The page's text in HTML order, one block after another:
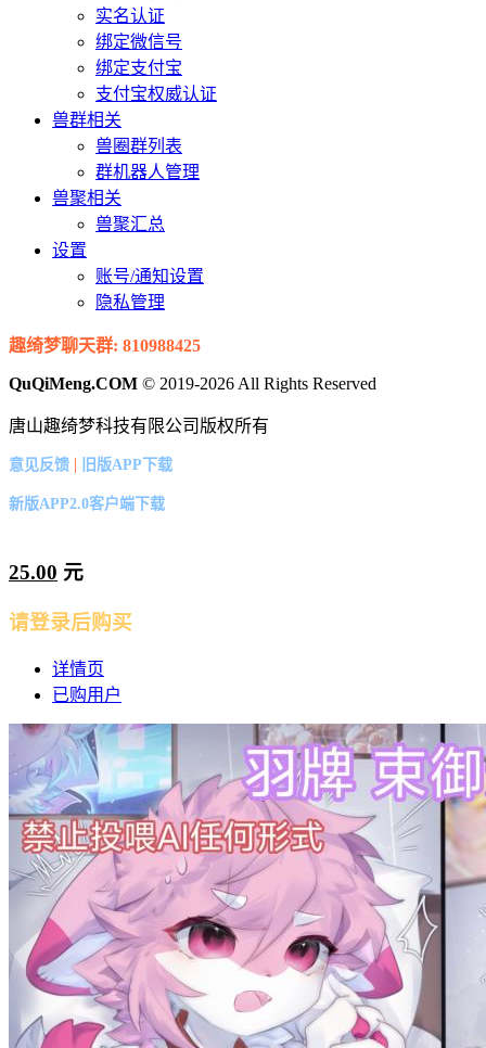
实名认证
绑定微信号
绑定支付宝
支付宝权威认证
兽群相关
兽圈群列表
群机器人管理
兽聚相关
兽聚汇总
设置
账号/通知设置
隐私管理
趣绮梦聊天群: 810988425
QuQiMeng.COM © 2019-2026 All Rights Reserved
唐山趣绮梦科技有限公司版权所有
意见反馈 | 旧版APP下载
新版APP2.0客户端下载
25.00 元
请登录后购买
详情页
已购用户